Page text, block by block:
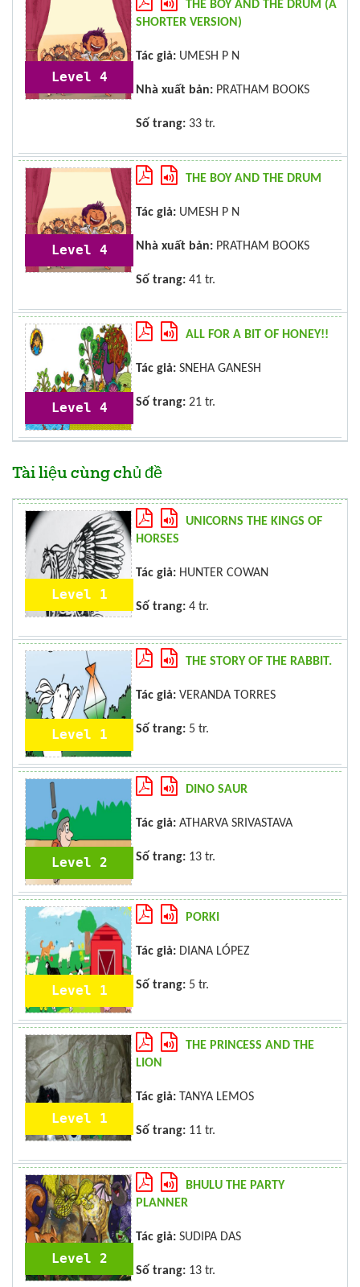
Level 4
THE BOY AND THE DRUM (A
SHORTER VERSION)
Tác giả: UMESH P N
Nhà xuất bản: PRATHAM BOOKS
Số trang: 33 tr.
Level 4
THE BOY AND THE DRUM
Tác giả: UMESH P N
Nhà xuất bản: PRATHAM BOOKS
Số trang: 41 tr.
Level 4
ALL FOR A BIT OF HONEY!!
Tác giả: SNEHA GANESH
Số trang: 21 tr.
Tài liệu cùng chủ đề
Level 1
UNICORNS THE KINGS OF
HORSES
Tác giả: HUNTER COWAN
Số trang: 4 tr.
Level 1
THE STORY OF THE RABBIT.
Tác giả: VERANDA TORRES
Số trang: 5 tr.
Level 2
DINO SAUR
Tác giả: ATHARVA SRIVASTAVA
Số trang: 13 tr.
Level 1
PORKI
Tác giả: DIANA LÓPEZ
Số trang: 5 tr.
Level 1
THE PRINCESS AND THE
LION
Tác giả: TANYA LEMOS
Số trang: 11 tr.
Level 2
BHULU THE PARTY
PLANNER
Tác giả: SUDIPA DAS
Số trang: 13 tr.